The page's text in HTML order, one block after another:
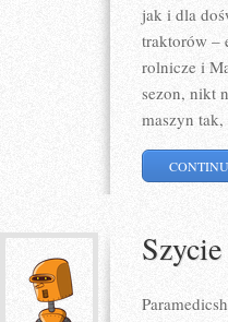
jak i dla
traktorów –
rolnicze i
sezon, nikt
maszyn